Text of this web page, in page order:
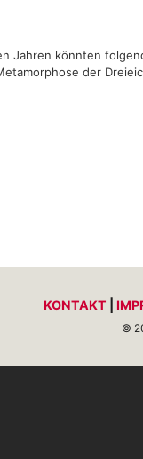
Jahren könnten
der
KONTAKT
©